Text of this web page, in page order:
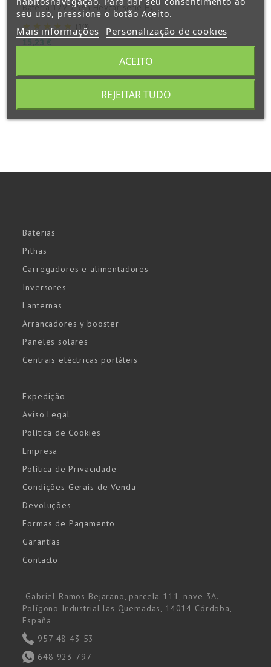
(10)
Preço
Bateria 12V 7,5Ah Heycar serie HC
Baterias
Pilhas
Carregadores e alimentadores
Inversores
Lanternas
Arrancadores y booster
Paneles solares
Centrais eléctricas portáteis
Expedição
Aviso Legal
Política de Cookies
Empresa
Política de Privacidade
Condições Gerais de Venda
Devoluções
Formas de Pagamento
Garantías
Contacto
Gabriel Ramos Bejarano, parcela 111, nave 3A.
Polígono Industrial las Quemadas, 14014 Córdoba,
España
957 48 43 53
648 923 797
seu uso, pressione o botão Aceito.
Mais informações Personalização de cookies
REJEITAR TUDO
ACEITO